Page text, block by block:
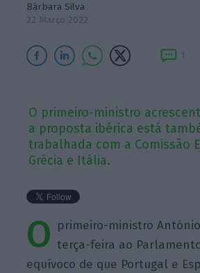
Bárbara Silva
22 Março 2022
1
O primeiro-ministro
a proposta ibérica está
trabalhada com a Comissão
Grécia e Itália.
O primeiro-ministro
terça-feira ao
equívoco de que Portugal e